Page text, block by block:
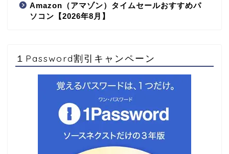
Amazon（アマゾン）タイムセールおすすめパ
ソコン【2026年8月】
１Password割引キャンペーン